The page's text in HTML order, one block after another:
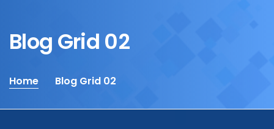
Blog Grid 02
Home Blog Grid 02